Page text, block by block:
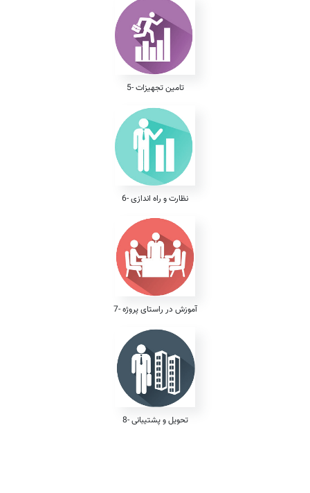
5- تامین تجهیزات
6- نظارت و راه اندازی
7- آموزش در راستای پروژه
8- تحویل و پشتیبانی